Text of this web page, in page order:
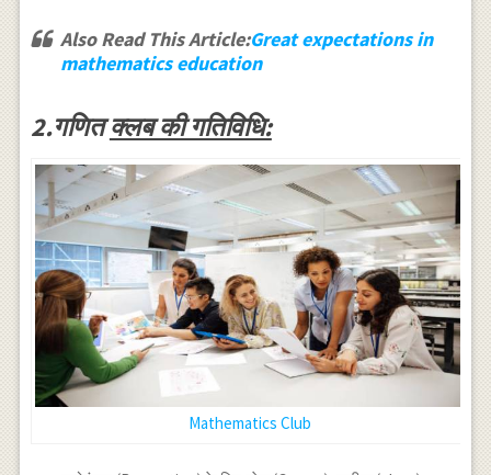
Also Read This Article:Great expectations in
mathematics education
2.गणितक्लब की गतिविधि:
Mathematics Club